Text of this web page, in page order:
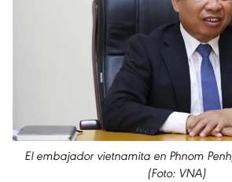
El embajador vietnamita en Phnom
(Foto: VNA)